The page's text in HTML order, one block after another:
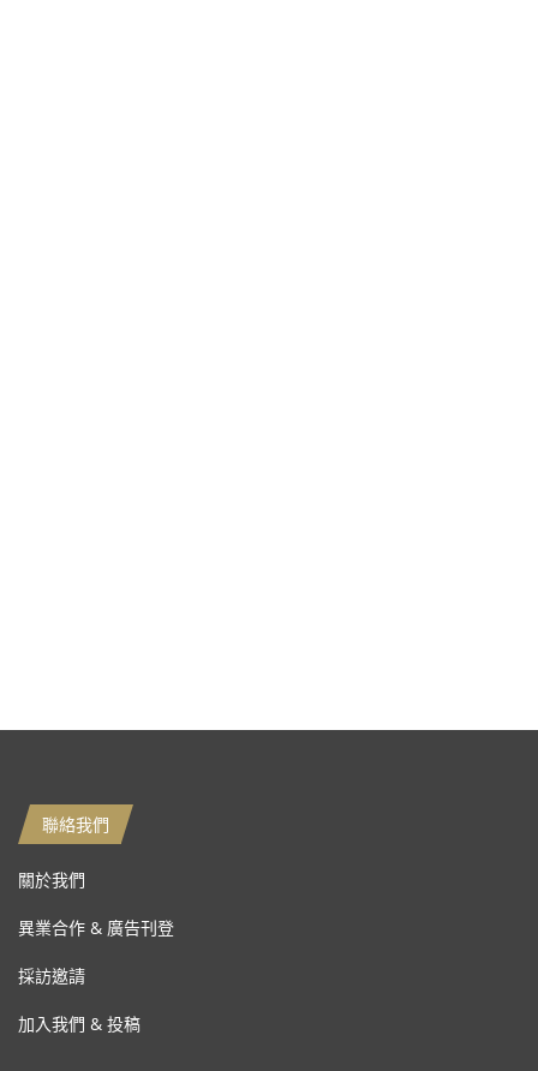
聯絡我們
關於我們
異業合作 & 廣告刊登
採訪邀請
加入我們 & 投稿